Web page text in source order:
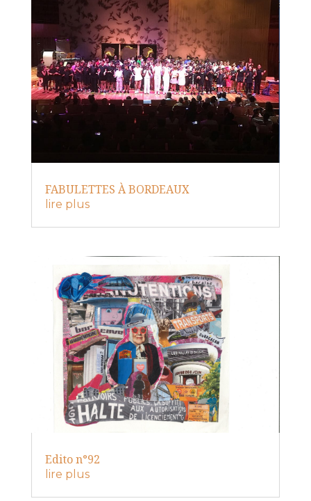
FABULETTES À BORDEAUX
lire plus
Edito n°92
lire plus